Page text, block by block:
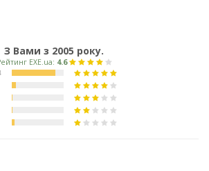
З Вами з 2005 року.